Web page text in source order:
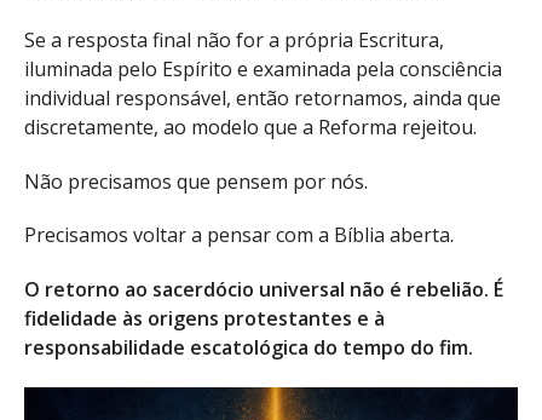
Se a resposta final não for a própria Escritura,
iluminada pelo Espírito e examinada pela consciência
individual responsável, então retornamos, ainda que
discretamente, ao modelo que a Reforma rejeitou.
Não precisamos que pensem por nós.
Precisamos voltar a pensar com a Bíblia aberta.
O retorno ao sacerdócio universal não é rebelião. É
fidelidade às origens protestantes e à
responsabilidade escatológica do tempo do fim.